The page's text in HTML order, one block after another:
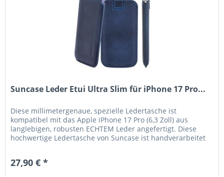
Suncase Leder Etui Ultra Slim für iPhone 17 Pro...
Diese millimetergenaue, spezielle Ledertasche ist
kompatibel mit das Apple iPhone 17 Pro (6,3 Zoll) aus
langlebigen, robusten ECHTEM Leder angefertigt. Diese
hochwertige Ledertasche von Suncase ist handverarbeitet
27,90 € *